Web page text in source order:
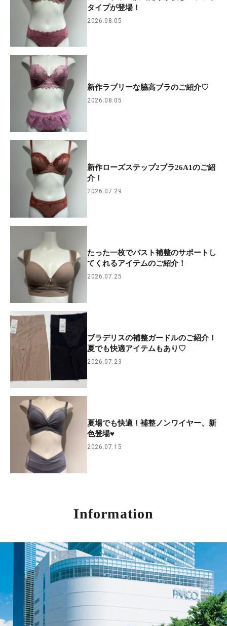
タイプが登場！
2026.08.05
新作ラブリーな脇高ブラのご紹介♡
2026.08.05
新作ローズステップ2ブラ26A1のご紹
介！
2026.07.29
たった一枚でバスト補整のサポートし
てくれるアイテムのご紹介！
2026.07.25
ブラデリスの補整ガードルのご紹介！
夏でも快適アイテムもあり♡
2026.07.23
夏場でも快適！補整ノンワイヤー、新
色登場♥
2026.07.15
Information